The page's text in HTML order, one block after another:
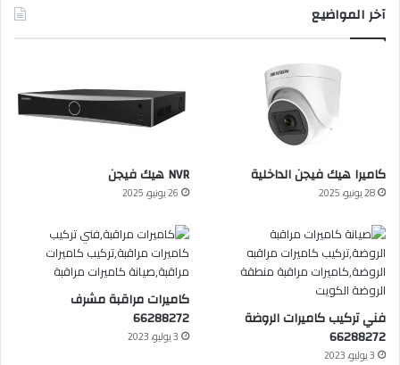
آخر المواضيع
كاميرا هيك فيجن الداخلية
28 يونيو، 2025
NVR هيك فيجن
26 يونيو، 2025
فني تركيب كاميرات الروضة
66288272
3 يوليو، 2023
كاميرات مراقبة مشرف
66288272
3 يوليو، 2023